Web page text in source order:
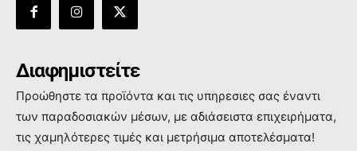
Διαφημιστείτε
Προώθηστε τα προϊόντα και τις υπηρεσιες σας έναντι
των παραδοσιακών μέσων, με αδιάσειστα επιχειρήματα,
τις χαμηλότερες τιμές και μετρήσιμα αποτελέσματα!